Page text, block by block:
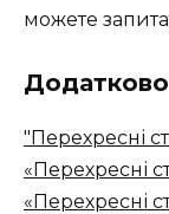
можете
"Перехресні
«Перехресні
«Перехресні